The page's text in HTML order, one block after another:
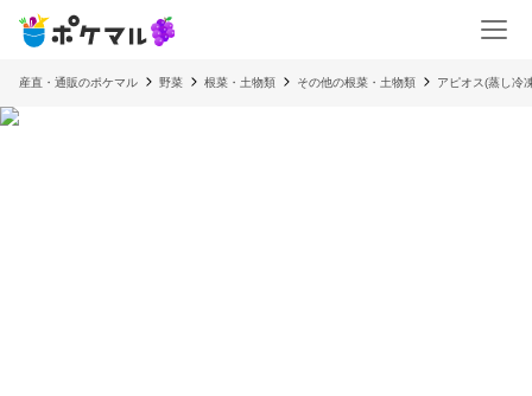
産直・通販のポケマル 野菜 根菜・土物類 その他の根菜・土物類 アピオス(蒸し冷